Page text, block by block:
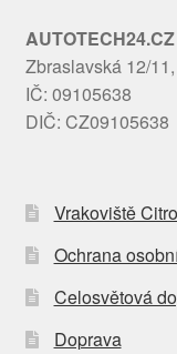
AUTOTECH24.CZ
Zbraslavská 12/
IČ: 09105638
DIČ: CZ09105638
Vrakoviště
Ochrana
Celosvětová
Doprava